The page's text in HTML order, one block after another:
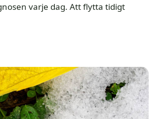
varje dag. Att flytta tidigt